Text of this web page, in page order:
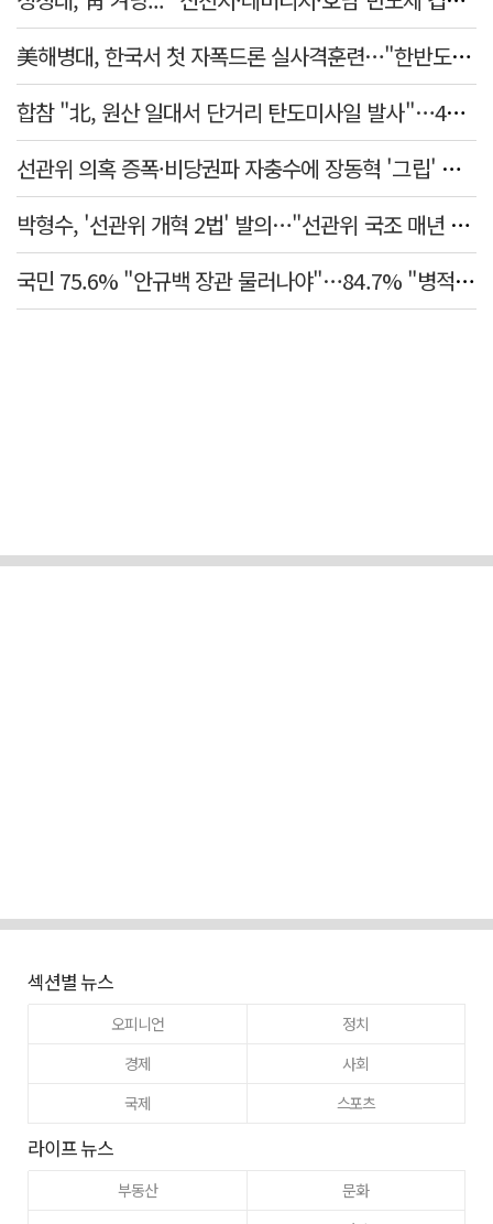
美해병대, 한국서 첫 자폭드론 실사격훈련…"한반도 지형 학습"
합참 "北, 원산 일대서 단거리 탄도미사일 발사"…42일 만
선관위 의혹 증폭·비당권파 자충수에 장동혁 '그립' 더 강해졌다
박형수, '선관위 개혁 2법' 발의…"선관위 국조 매년 실시"
국민 75.6% "안규백 장관 물러나야"…84.7% "병적기록부 공개해야"
섹션별 뉴스
오피니언
정치
경제
사회
국제
스포츠
라이프 뉴스
부동산
문화